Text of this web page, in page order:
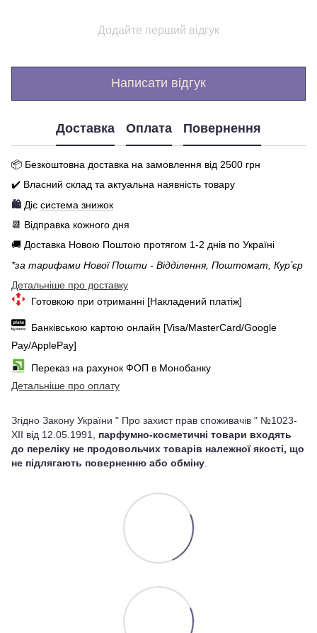
Додайте перший відгук
Написати відгук
Доставка Оплата Повернення
📦 Безкоштовна доставка на замовлення від 2500 грн
✔️ Власний склад та актуальна наявність товару
🛍️ Діє система знижок
📆 Відправка кожного дня
🚚 Доставка Новою Поштою протягом 1-2 днів по Україні
*за тарифами Нової Пошти - Відділення, Поштомат, Курʼєр
Детальніше про доставку
Готовкою при отриманні [Накладений платіж]
Банківською картою онлайн [Visa/MasterCard/Google
Pay/ApplePay]
Переказ на рахунок ФОП в Монобанку
Детальніше про оплату
Згідно Закону України " Про захист прав споживачів " №1023-
XII від 12.05.1991, парфумно-косметичні товари входять
до переліку не продовольчих товарів належної якості, що
не підлягають поверненню або обміну